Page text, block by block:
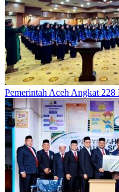
Pemerintah Aceh Angkat